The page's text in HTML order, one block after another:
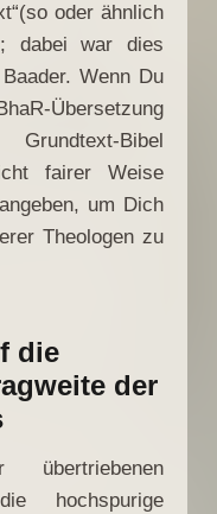
oder ähnlich
dabei war dies
Wenn Du
Übersetzung
Bibel
fairer Weise
um Dich
Theologen zu
die
der
hochspurige